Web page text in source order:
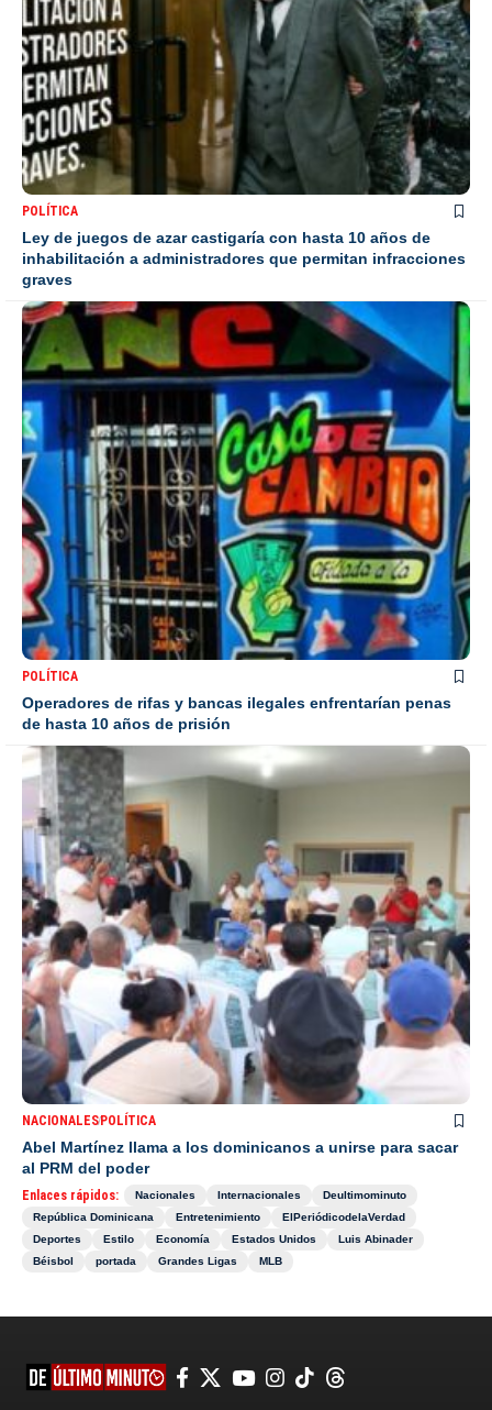
POLÍTICA
Ley de juegos de azar castigaría con hasta 10 años de
inhabilitación a administradores que permitan infracciones
graves
POLÍTICA
Operadores de rifas y bancas ilegales enfrentarían penas
de hasta 10 años de prisión
NACIONALESPOLÍTICA
Abel Martínez llama a los dominicanos a unirse para sacar
al PRM del poder
Enlaces rápidos: Nacionales Internacionales
Deultimominuto
República Dominicana
Entretenimiento
ElPeriódicodelaVerdad
Deportes
Estilo Economía Estados Unidos
Luis Abinader
Béisbol
portada Grandes Ligas MLB